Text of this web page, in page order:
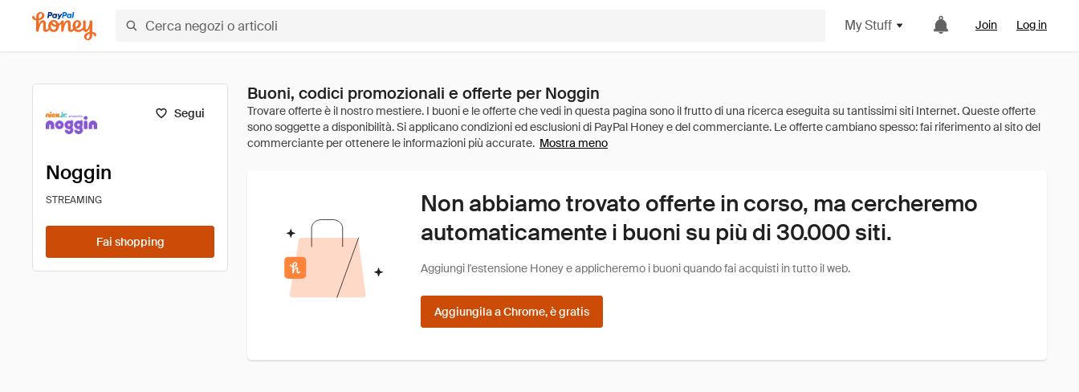
My Stuff Join Log in
Segui
Noggin
STREAMING
Fai shopping
Buoni, codici promozionali e offerte per Noggin
Mostra meno
Non abbiamo trovato offerte in corso, ma cercheremo
automaticamente i buoni su più di 30.000 siti.
Aggiungi l'estensione Honey e applicheremo i buoni quando fai acquisti in tutto il web.
Aggiungila a Chrome, è gratis